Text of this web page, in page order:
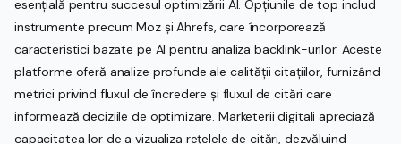
esențială pentru succesul optimizării AI. Opțiunile de top includ
instrumente precum Moz și Ahrefs, care încorporează
caracteristici bazate pe AI pentru analiza backlink-urilor. Aceste
platforme oferă analize profunde ale calității citațiilor, furnizând
metrici privind fluxul de încredere și fluxul de citări care
informează deciziile de optimizare. Marketerii digitali apreciază
capacitatea lor de a vizualiza rețelele de citări, dezvăluind